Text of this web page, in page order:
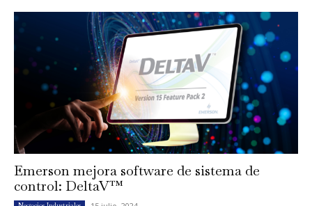
Emerson mejora software de sistema de
control: DeltaV™